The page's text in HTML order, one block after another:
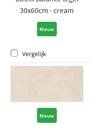
Nieuw
Vergelijk
Nieuw